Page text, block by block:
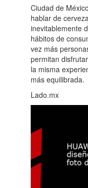
Ciudad de
hablar de
inevitablemente
hábitos de
vez más
permitan
la misma
más equilibrada.
Lado.mx